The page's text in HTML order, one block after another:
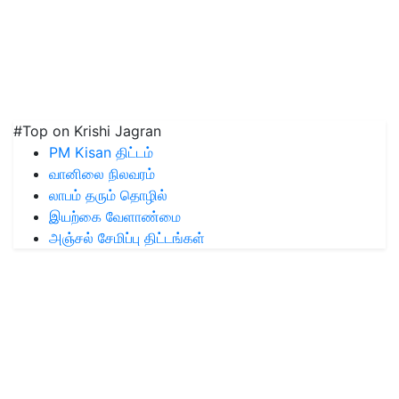
#Top on Krishi Jagran
PM Kisan திட்டம்
வானிலை நிலவரம்
லாபம் தரும் தொழில்
இயற்கை வேளாண்மை
அஞ்சல் சேமிப்பு திட்டங்கள்